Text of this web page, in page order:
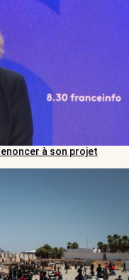
à son projet